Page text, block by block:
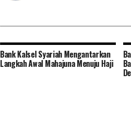
Bank Kalsel Syariah Mengantarkan
Langkah Awal Mahajuna Menuju Haji